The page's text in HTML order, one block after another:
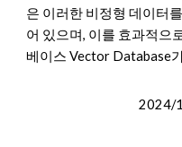
은 이러한 비정형 데이터
어 있으며, 이를 효과적으
베이스 Vector Database
2024/